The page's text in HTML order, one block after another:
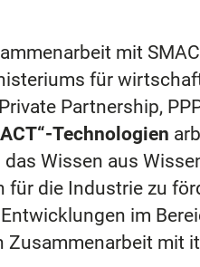
mit
für
Partnership,
Technologien
Wissen aus
die Industrie zu
im
Zusammenarbeit mit